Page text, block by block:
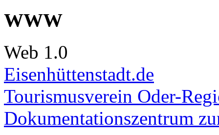
WWW
Web 1.0
Eisenhüttenstadt.de
Tourismusverein Oder-
Dokumentationszentrum